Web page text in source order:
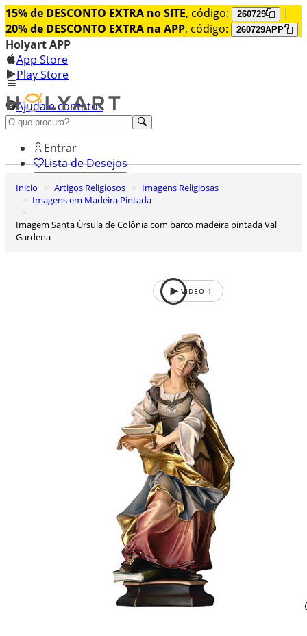
15% de DESCONTO EXTRA no SITE, código: 260729
|
20% de DESCONTO EXTRA na APP, código: 260729APP
Holyart APP
App Store
Play Store
Ajuda e contatos
Conheça premium
Entrar
Lista de Desejos
0
Carrinho de Compras
Inicio Artigos Religiosos
Imagens Religiosas
Imagens em Madeira Pintada
Imagem Santa Úrsula de Colônia com barco madeira pintada Val
Gardena
VIDEO 1